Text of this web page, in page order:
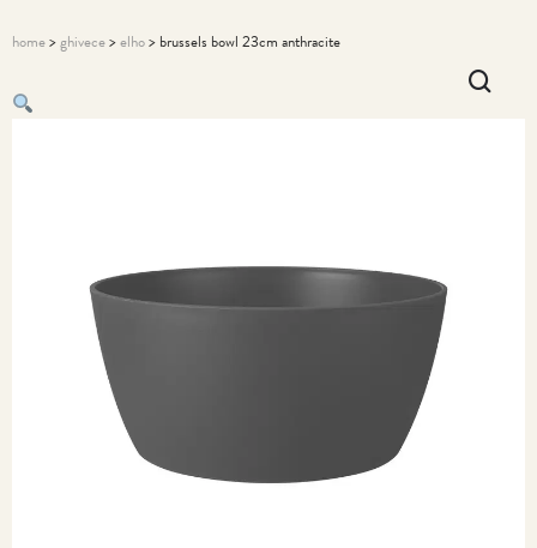
home>ghivece>elho> brussels bowl 23cm anthracite